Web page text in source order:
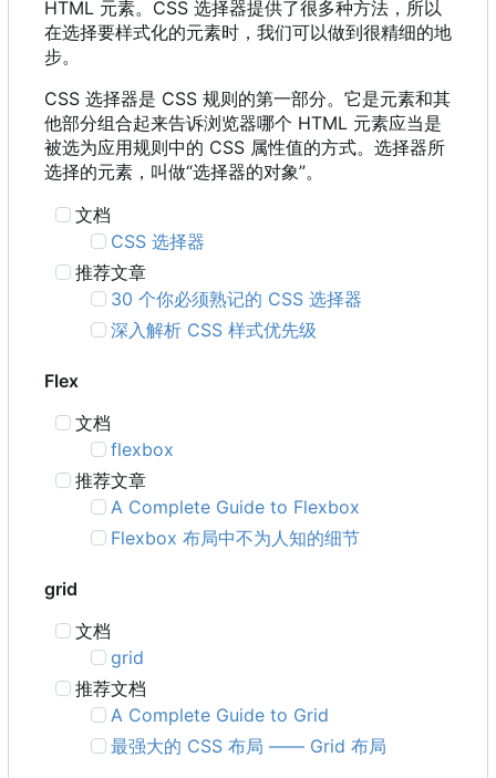
HTML 元素。CSS 选择器提供了很多种方法，所以
在选择要样式化的元素时，我们可以做到很精细的地
步。
CSS 选择器是 CSS 规则的第一部分。它是元素和其
他部分组合起来告诉浏览器哪个 HTML 元素应当是
被选为应用规则中的 CSS 属性值的方式。选择器所
选择的元素，叫做“选择器的对象”。
文档
CSS 选择器
推荐文章
30 个你必须熟记的 CSS 选择器
深入解析 CSS 样式优先级
Flex
文档
flexbox
推荐文章
A Complete Guide to Flexbox
Flexbox 布局中不为人知的细节
grid
文档
grid
推荐文档
A Complete Guide to Grid
最强大的 CSS 布局 —— Grid 布局